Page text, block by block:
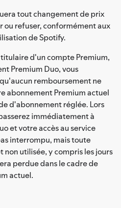
tout changement de prix
ou refuser, conformément aux
de Spotify.
titulaire d'un compte Premium,
Premium Duo, vous
remboursement ne
abonnement Premium actuel
d'abonnement réglée. Lors
immédiatement à
et votre accès au service
interrompu, mais toute
utilisée, y compris les jours
perdue dans le cadre de
actuel.